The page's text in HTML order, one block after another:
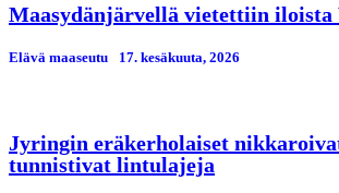
Maasydänjärvellä vietettiin iloista
Elävä maaseutu 17. kesäkuuta, 2026
Jyringin eräkerholaiset
tunnistivat lintulajeja